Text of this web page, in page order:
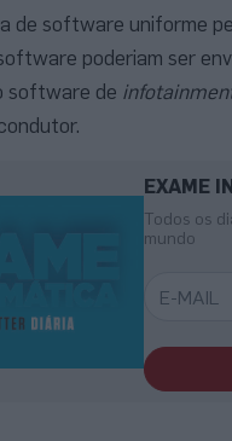
de software uniforme
poderiam ser
software de
EXAME
Todos os
mundo